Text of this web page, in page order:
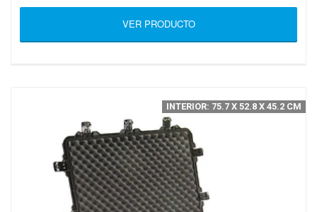
VER PRODUCTO
INTERIOR: 75.7 X 52.8 X 45.2 CM